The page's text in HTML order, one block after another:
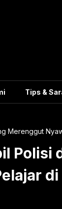
Tips &
Merenggut
Polisi
di